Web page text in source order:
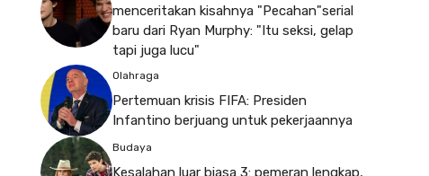
menceritakan kisahnya "Pecahan"serial
baru dari Ryan Murphy: "Itu seksi, gelap
tapi juga lucu"
Olahraga
Pertemuan krisis FIFA: Presiden
Infantino berjuang untuk pekerjaannya
Budaya
Kesalahan luar biasa 3: pemeran lengkap,